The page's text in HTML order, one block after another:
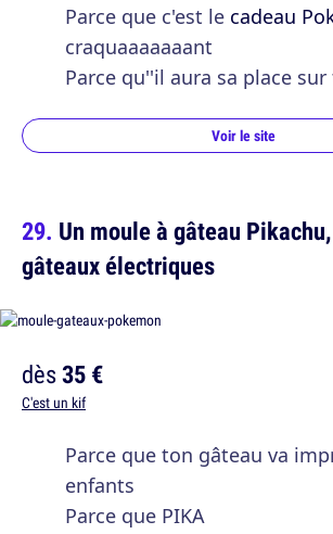
Parce que c'est le cadeau
craquaaaaaaant
Parce qu''il aura sa place
Voir le site
Un moule à gâteau
gâteaux électriques
dès35 €
C'est un kif
Parce que ton gâteau va
enfants
Parce que PIKA